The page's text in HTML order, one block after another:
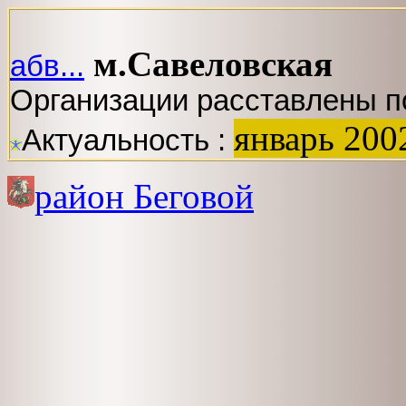
абв... м.Савеловская
Организации расставлены
Актуальность : январь
район Беговой